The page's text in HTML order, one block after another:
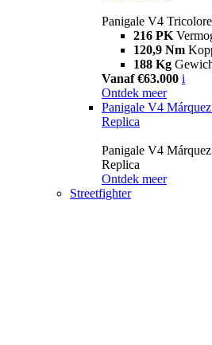
Panigale V4 Tricolore
216 PK
120,9 Nm
188 Kg
Vanaf €63.000 i
Ontdek meer
Panigale V4
Replica
Panigale V4
Replica
Ontdek meer
Streetfighter